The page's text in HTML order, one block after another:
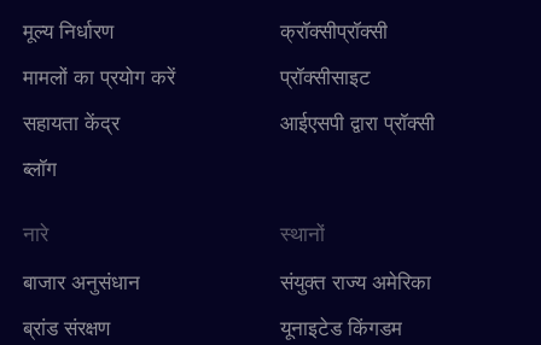
मूल्य निर्धारण
मामलों का प्रयोग करें
सहायता केंद्र
ब्लॉग
क्रॉक्सीप्रॉक्सी
प्रॉक्सीसाइट
आईएसपी द्वारा प्रॉक्सी
नारे
बाजार अनुसंधान
ब्रांड संरक्षण
स्थानों
संयुक्त राज्य अमेरिका
यूनाइटेड किंगडम